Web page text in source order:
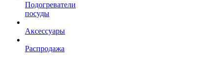
Подогреватели
посуды
Аксессуары
Распродажа